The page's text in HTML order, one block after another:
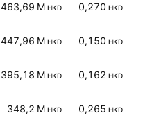
463,69 M HKD 0,270 HKD
447,96 M HKD 0,150 HKD
395,18 M HKD 0,162 HKD
348,2 M HKD 0,265 HKD